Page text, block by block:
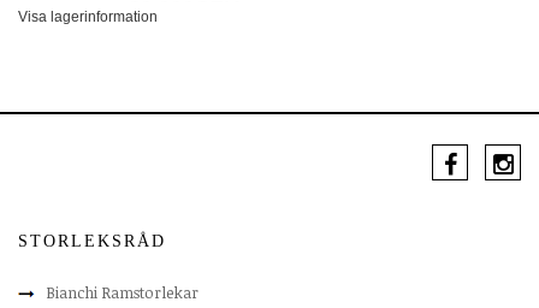
Visa lagerinformation
STORLEKSRÅD
Bianchi Ramstorlekar